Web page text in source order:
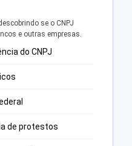
se o CNPJ
e outras empresas.
do CNPJ
de protestos